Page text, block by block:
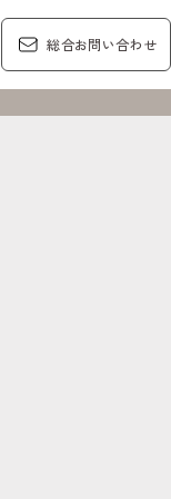
総合お問い合わせ